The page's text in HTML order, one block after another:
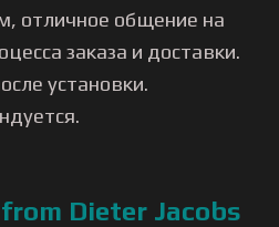
отличное общение на
заказа и доставки.
установки.
Dieter Jacobs